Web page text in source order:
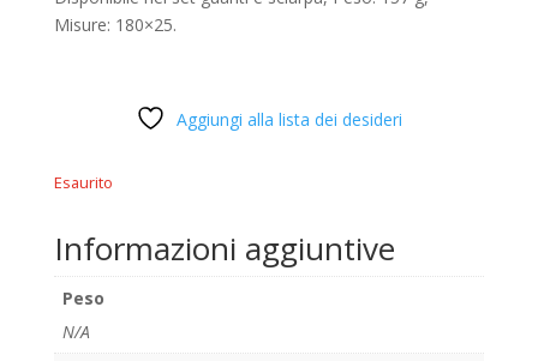
Misure: 180×25.
Aggiungi alla lista dei desideri
Esaurito
Informazioni aggiuntive
Peso
N/A